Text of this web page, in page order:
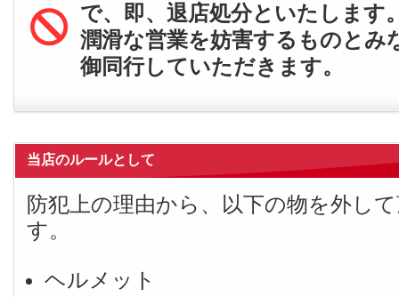
で、即、退店処分といたします
潤滑な営業を妨害するものとみ
御同行していただきます。
当店のルールとして
防犯上の理由から、以下の物を外し
す。
ヘルメット